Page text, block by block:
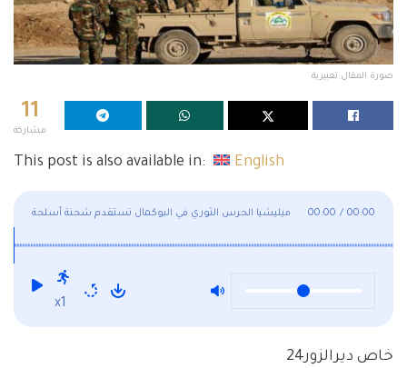
صورة المقال تعبيرية
11
مشاركة
This post is also available in: English
ميليشيا الحرس الثوري في البوكمال تستقدم شحنة أسلحة 00:00 / 00:00
x1
خاص ديرالزور24